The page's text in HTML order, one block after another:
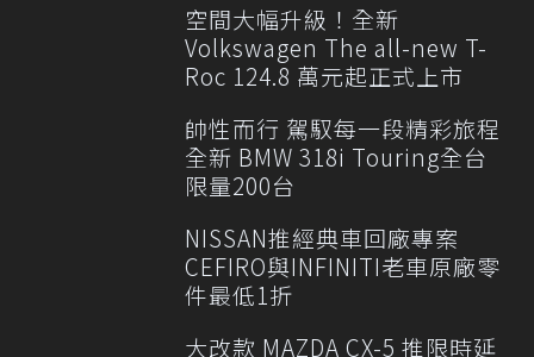
空間大幅升級！全新
Volkswagen The all-new T-
Roc 124.8 萬元起正式上市
帥性而行 駕馭每一段精彩旅程
全新 BMW 318i Touring全台
限量200台
NISSAN推經典車回廠專案
CEFIRO與INFINITI老車原廠零
件最低1折
大改款 MAZDA CX-5 推限時延